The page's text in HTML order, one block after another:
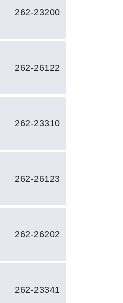
262-23200
262-26122
262-23310
262-26123
262-26202
262-23341